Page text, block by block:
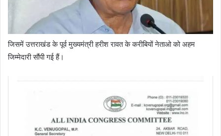
जिसमें उत्तराखंड के पूर्व मुख्यमंत्री हरीश रावत के करीबियों नेताओ को अहम
जिम्मेदारी सौंपी गई हैं।